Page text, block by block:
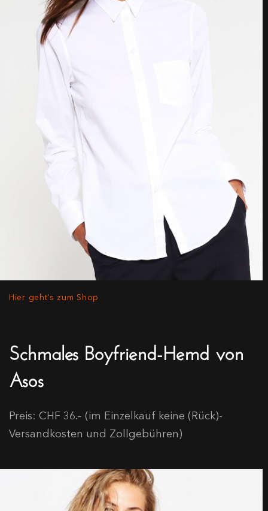
Hier geht's zum Shop
Schmales Boyfriend-Hemd von
Asos
Preis: CHF 36.– (im Einzelkauf keine (Rück)-
Versandkosten und Zollgebühren)